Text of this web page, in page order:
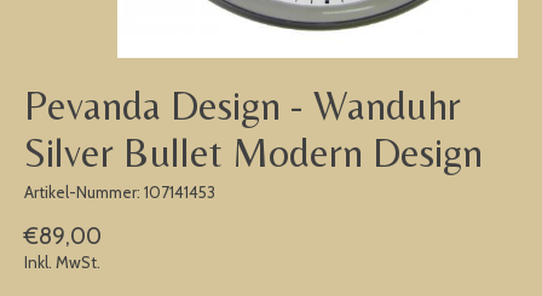
Pevanda Design - Wanduhr
Silver Bullet Modern Design
Artikel-Nummer: 107141453
€89,00
Inkl. MwSt.